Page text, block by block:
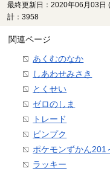
最終更新日：2020年06月03日
計：3958
関連ページ
あくむのなか
しあわせみさき
とくせい
ゼロのしま
トレード
ピンプク
ポケモンずかん201
ラッキー